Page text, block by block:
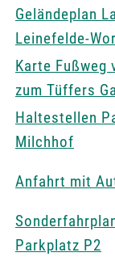
Auwald
Grünes
Ausgang
Straße
Genuss-
Geländeplan
Leinefelde-
Karte Fußweg
zum Tüffers
Haltestellen
Milchhof
Anfahrt mit
Parkplatz P2